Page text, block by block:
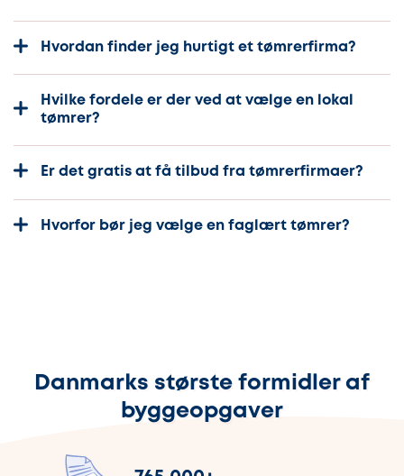
Hvordan finder jeg hurtigt et tømrerfirma?
Hvilke fordele er der ved at vælge en lokal
tømrer?
Er det gratis at få tilbud fra tømrerfirmaer?
Hvorfor bør jeg vælge en faglært tømrer?
Danmarks største formidler af
byggeopgaver